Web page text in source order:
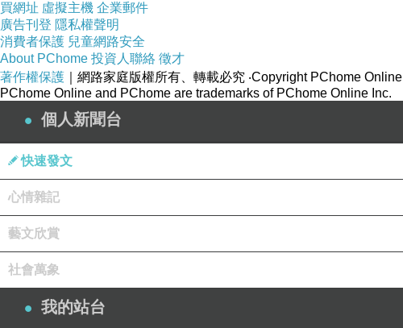
買網址 虛擬主機 企業郵件
廣告刊登 隱私權聲明
消費者保護 兒童網路安全
About PChome 投資人聯絡 徵才
著作權保護 ｜網路家庭版權所有、轉載必究 ‧Copyright PChome Online
PChome Online and PChome are trademarks of PChome Online Inc.
個人新聞台
快速發文
心情雜記
藝文欣賞
社會萬象
我的站台